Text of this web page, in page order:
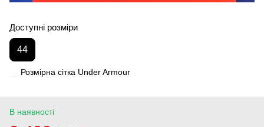
Доступні розміри
44
Розмірна сітка Under Armour
В наявності